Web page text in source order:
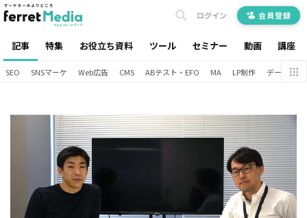
記事 特集 お役立ち資料 ツール セミナー 動画 講座
ログイン 会員登録
SEO SNSマーケ Web広告 CMS ABテスト・EFO MA LP制作 データ分析